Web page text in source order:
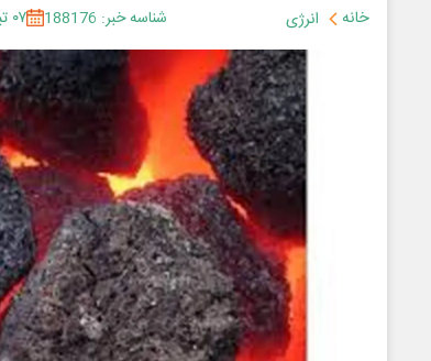
خانه انرژی شناسه خبر: 188176 ۰۷ تیر ۱۴۰۵